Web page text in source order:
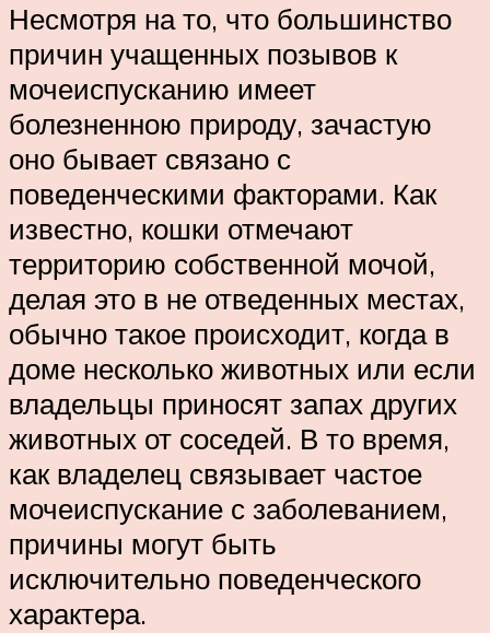
Несмотря на то, что большинство
причин учащенных позывов к
мочеиспусканию имеет
болезненною природу, зачастую
оно бывает связано с
поведенческими факторами. Как
известно, кошки отмечают
территорию собственной мочой,
делая это в не отведенных местах,
обычно такое происходит, когда в
доме несколько животных или если
владельцы приносят запах других
животных от соседей. В то время,
как владелец связывает частое
мочеиспускание с заболеванием,
причины могут быть
исключительно поведенческого
характера.